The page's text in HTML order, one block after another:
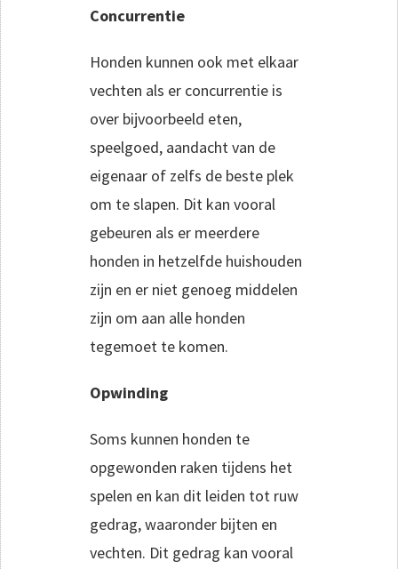
Concurrentie
Honden kunnen ook met elkaar
vechten als er concurrentie is
over bijvoorbeeld eten,
speelgoed, aandacht van de
eigenaar of zelfs de beste plek
om te slapen. Dit kan vooral
gebeuren als er meerdere
honden in hetzelfde huishouden
zijn en er niet genoeg middelen
zijn om aan alle honden
tegemoet te komen.
Opwinding
Soms kunnen honden te
opgewonden raken tijdens het
spelen en kan dit leiden tot ruw
gedrag, waaronder bijten en
vechten. Dit gedrag kan vooral